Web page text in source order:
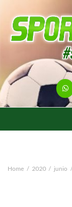
Home 2020 junio